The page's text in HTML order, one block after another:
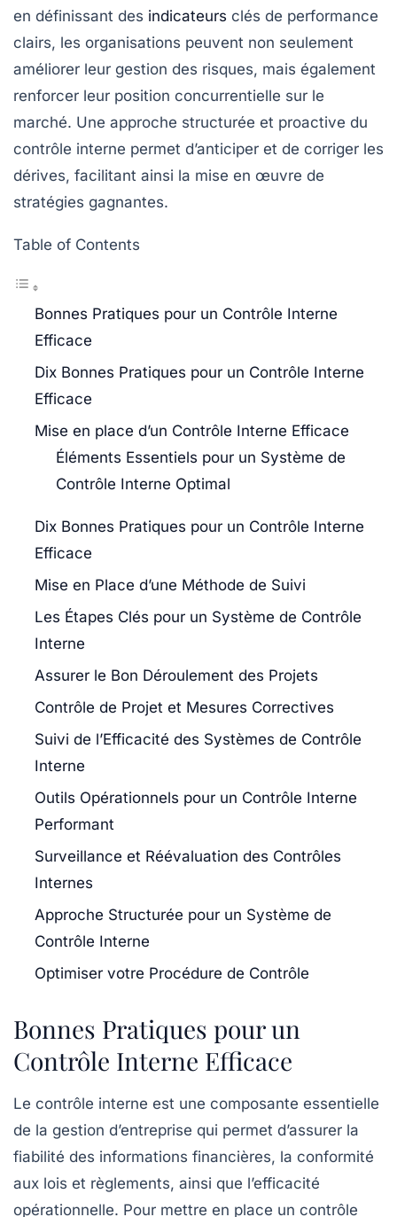
en définissant des indicateurs clés de performance
clairs, les organisations peuvent non seulement
améliorer leur gestion des risques, mais également
renforcer leur position concurrentielle sur le
marché. Une approche structurée et proactive du
contrôle interne permet d’anticiper et de corriger les
dérives, facilitant ainsi la mise en œuvre de
stratégies gagnantes.
Table of Contents
Bonnes Pratiques pour un Contrôle Interne
Efficace
Dix Bonnes Pratiques pour un Contrôle Interne
Efficace
Mise en place d’un Contrôle Interne Efficace
Éléments Essentiels pour un Système de
Contrôle Interne Optimal
Dix Bonnes Pratiques pour un Contrôle Interne
Efficace
Mise en Place d’une Méthode de Suivi
Les Étapes Clés pour un Système de Contrôle
Interne
Assurer le Bon Déroulement des Projets
Contrôle de Projet et Mesures Correctives
Suivi de l’Efficacité des Systèmes de Contrôle
Interne
Outils Opérationnels pour un Contrôle Interne
Performant
Surveillance et Réévaluation des Contrôles
Internes
Approche Structurée pour un Système de
Contrôle Interne
Optimiser votre Procédure de Contrôle
Bonnes Pratiques pour un
Contrôle Interne Efficace
Le contrôle interne est une composante essentielle
de la gestion d’entreprise qui permet d’assurer la
fiabilité des informations financières, la conformité
aux lois et règlements, ainsi que l’efficacité
opérationnelle. Pour mettre en place un contrôle